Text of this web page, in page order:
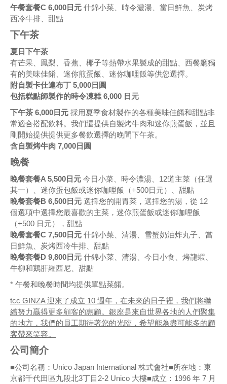
午餐套餐C 6,000日元 什錦小菜、時令濃湯、當日鮮魚、炭烤
西冷牛排、甜點
下午茶
夏日下午茶
有芒果、鳳梨、香蕉、椰子等熱帶水果製成的甜點、西餐廳獨
有的美味佳餚、迷你煎蛋飯、迷你咖哩飯等供您選擇。
附自製卡仕達布丁 5,000日圓
包括糕點師製作的時令凍糕 6,000 日元
下午茶 6,000日元 採用夏季食材製作的各種美味佳餚和甜點非
常適合搭配飲料。我們還提供自製烤牛肉和迷你煎蛋飯，並且
剛開始提供提供更多餐飲選擇的晚間下午茶。
含自製烤牛肉 7,000日圓
晚餐
晚餐套餐A 5,500日元 今日小菜、時令濃湯、12道主菜（任選
其一）、迷你蛋包飯或迷你咖哩飯（+500日元）、甜點
晚餐套餐B 6,500日元 選擇您的開胃菜，選擇您的湯，從 12
個選項中選擇您最喜歡的主菜，迷你煎蛋飯或迷你咖哩飯
（+500 日元），甜點
晚餐套餐C 7,500日元 什錦小菜、清湯、雪蟹奶油炸丸子、當
日鮮魚、炭烤西冷牛排、甜點
晚餐套餐D 9,800日元 什錦小菜、清湯、今日小食、烤龍蝦、
牛柳和鵝肝羅西尼、甜點
* 午餐和晚餐時間均提供單點菜餚。
tcc GINZA 迎來了成立 10 週年，在未來的日子裡，我們將繼
續努力贏得更多顧客的惠顧。銀座是來自世界各地的人們聚集
的地方，我們的員工期待著您的光臨，希望能為盡可能多的顧
客帶來笑容。
公司簡介
■公司名稱：Unico Japan International 株式會社■所在地：東
京都千代田區九段北3丁目2-2 Unico 大樓■成立：1996 年 7 月